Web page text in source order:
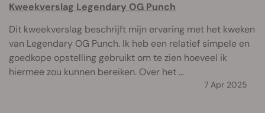
Kweekverslag Legendary OG Punch
Dit kweekverslag beschrijft mijn ervaring met het kweken
van Legendary OG Punch. Ik heb een relatief simpele en
goedkope opstelling gebruikt om te zien hoeveel ik
hiermee zou kunnen bereiken. Over het ...
7 Apr 2025